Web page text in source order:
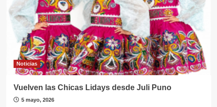
Noticias
Vuelven las Chicas Lidays desde Juli Puno
5 mayo, 2026